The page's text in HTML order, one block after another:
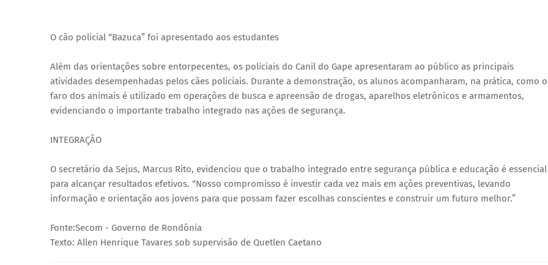
O cão policial “Bazuca” foi apresentado aos estudantes
Além das orientações sobre entorpecentes, os policiais do Canil do Gape apresentaram ao público as principais
atividades desempenhadas pelos cães policiais. Durante a demonstração, os alunos acompanharam, na prática, como o
faro dos animais é utilizado em operações de busca e apreensão de drogas, aparelhos eletrônicos e armamentos,
evidenciando o importante trabalho integrado nas ações de segurança.
INTEGRAÇÃO
O secretário da Sejus, Marcus Rito, evidenciou que o trabalho integrado entre segurança pública e educação é essencial
para alcançar resultados efetivos. “Nosso compromisso é investir cada vez mais em ações preventivas, levando
informação e orientação aos jovens para que possam fazer escolhas conscientes e construir um futuro melhor.”
Fonte:Secom - Governo de Rondônia
Texto: Allen Henrique Tavares sob supervisão de Quetlen Caetano